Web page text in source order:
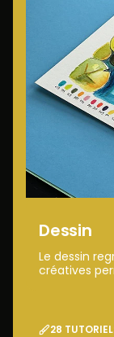
Dessin
Le dessin
créatives
28